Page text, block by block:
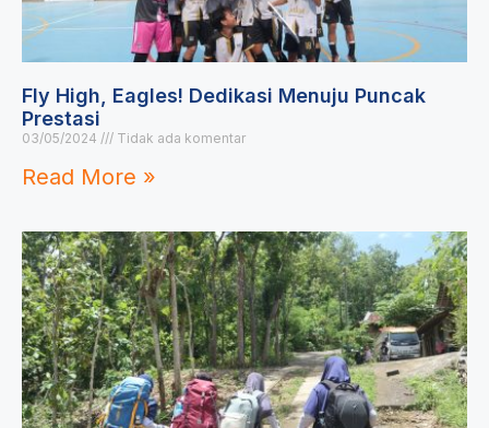
Fly High, Eagles! Dedikasi Menuju Puncak
Prestasi
03/05/2024 Tidak ada komentar
Read More »